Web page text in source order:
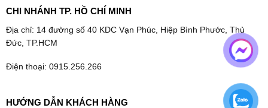
CHI NHÁNH TP. HỒ CHÍ MINH
Địa chỉ: 14 đường số 40 KDC Vạn Phúc, Hiệp Bình Phước, Thủ
Đức, TP.HCM
Điện thoại: 0915.256.266
HƯỚNG DẪN KHÁCH HÀNG